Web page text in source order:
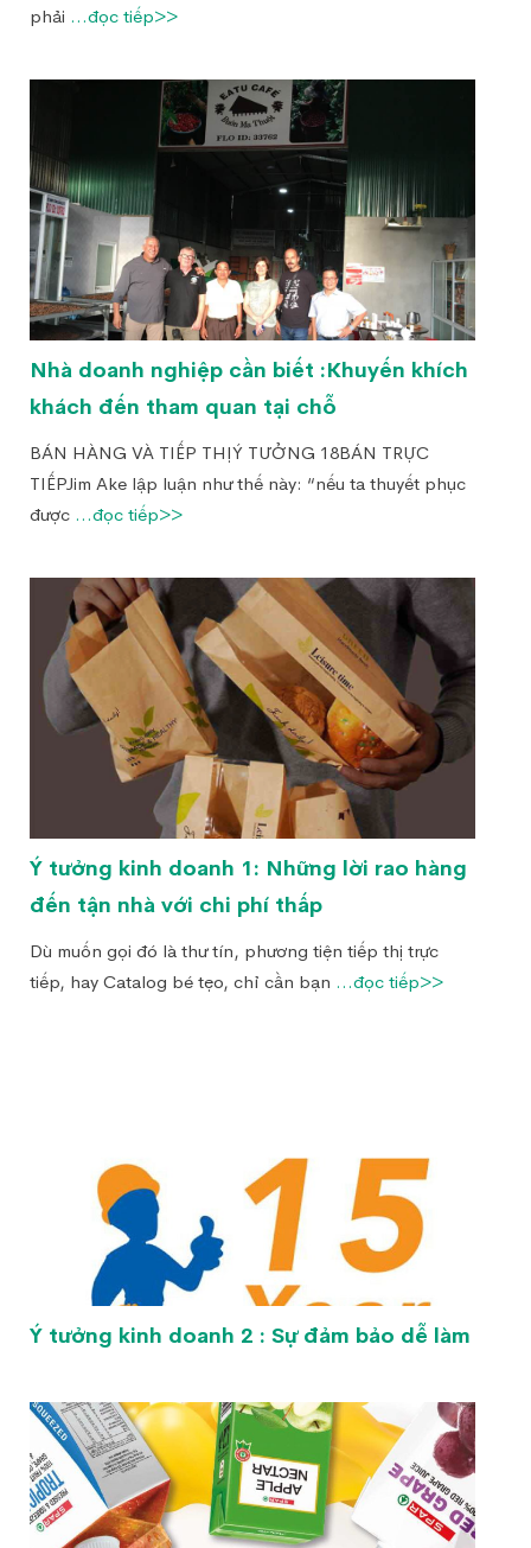
phải ...đọc tiếp>>
Nhà doanh nghiệp cần biết :Khuyến khích
khách đến tham quan tại chỗ
BÁN HÀNG VÀ TIẾP THỊÝ TƯỞNG 18BÁN TRỰC
TIẾPJim Ake lập luận như thế này: “nếu ta thuyết phục
được ...đọc tiếp>>
Ý tưởng kinh doanh 1: Những lời rao hàng
đến tận nhà với chi phí thấp
Dù muốn gọi đó là thư tín, phương tiện tiếp thị trực
tiếp, hay Catalog bé tẹo, chỉ cần bạn ...đọc tiếp>>
Ý tưởng kinh doanh 2 : Sự đảm bảo dễ làm